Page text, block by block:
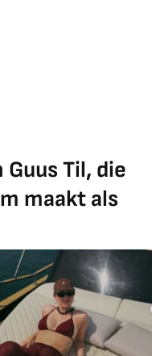
Til, die
maakt als